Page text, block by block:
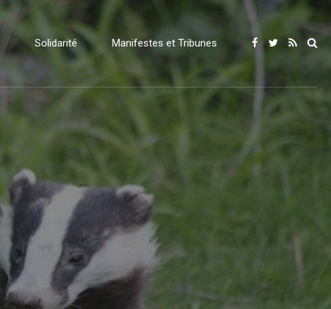
Solidarité Manifestes et Tribunes